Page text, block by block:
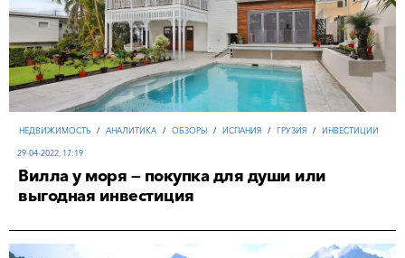
НЕДВИЖИМОСТЬ / АНАЛИТИКА / ОБЗОРЫ / ИСПАНИЯ / ГРУЗИЯ / ИНВЕСТИЦИИ
29-04-2022, 17:19
Вилла у моря — покупка для души или
выгодная инвестиция